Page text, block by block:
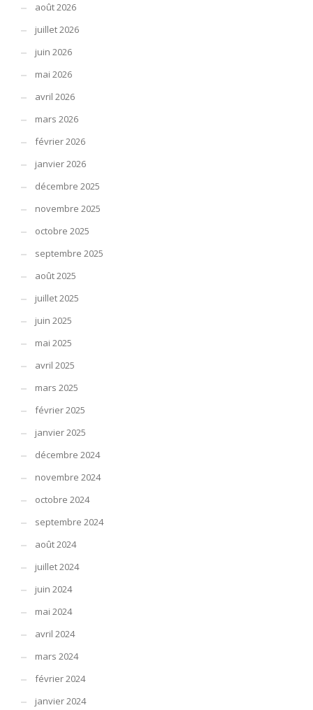
août 2026
juillet 2026
juin 2026
mai 2026
avril 2026
mars 2026
février 2026
janvier 2026
décembre 2025
novembre 2025
octobre 2025
septembre 2025
août 2025
juillet 2025
juin 2025
mai 2025
avril 2025
mars 2025
février 2025
janvier 2025
décembre 2024
novembre 2024
octobre 2024
septembre 2024
août 2024
juillet 2024
juin 2024
mai 2024
avril 2024
mars 2024
février 2024
janvier 2024